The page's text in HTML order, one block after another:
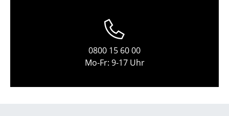
... alle Aufbewahrungsmöbel
Hängeleuchten & Deckenleuchten
0800 15 60 00
Mo-Fr: 9-17 Uhr